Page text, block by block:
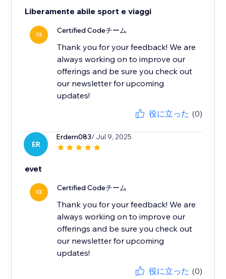
Liberamente abile sport e viaggi
CE Certified Codeチーム
Thank you for your feedback! We are
always working on to improve our
offerings and be sure you check out
our newsletter for upcoming
updates!
役に立った (0)
ER
Erdem083/ Jul 9, 2025
evet
CE Certified Codeチーム
Thank you for your feedback! We are
always working on to improve our
offerings and be sure you check out
our newsletter for upcoming
updates!
役に立った (0)